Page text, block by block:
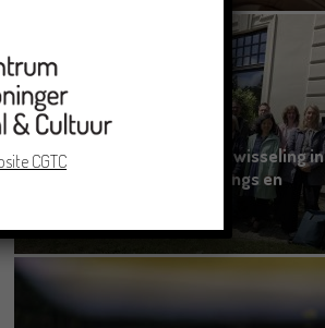
Grensoverschrijdende uitwisseling in
Oldenburg rond het Gronings en
19/06/2026
CGTC